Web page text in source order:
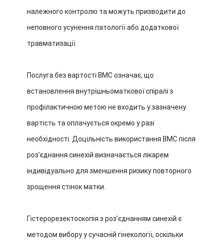
належного контролю та можуть призводити до
неповного усунення патології або додаткової
травматизації.
Послуга без вартості ВМС означає, що
встановлення внутрішньоматкової спіралі з
профілактичною метою не входить у зазначену
вартість та оплачується окремо у разі
необхідності. Доцільність використання ВМС після
розʼєднання синехій визначається лікарем
індивідуально для зменшення ризику повторного
зрощення стінок матки.
Гістерорезектоскопія з розʼєднанням синехій є
методом вибору у сучасній гінекології, оскільки